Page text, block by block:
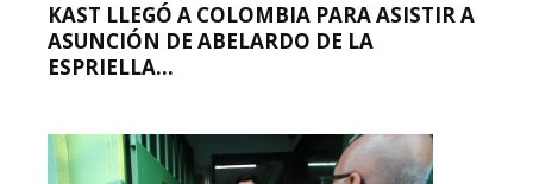
KAST LLEGÓ A COLOMBIA PARA ASISTIR A
ASUNCIÓN DE ABELARDO DE LA
ESPRIELLA...